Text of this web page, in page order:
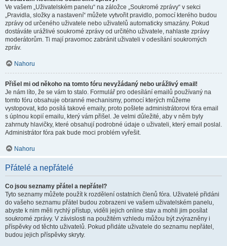
Ve vašem „Uživatelském panelu“ na záložce „Soukromé zprávy“ v sekci
„Pravidla, složky a nastavení“ můžete vytvořit pravidlo, pomocí kterého budou
zprávy od určeného uživatele nebo uživatelů automaticky smazány. Pokud
dostáváte urážlivé soukromé zprávy od určitého uživatele, nahlaste zprávy
moderátorům. Ti mají pravomoc zabránit uživateli v odesílání soukromých
zpráv.
Nahoru
Přišel mi od někoho na tomto fóru nevyžádaný nebo urážlivý email!
Je nám líto, že se vám to stalo. Formulář pro odesílání emailů používaný na
tomto fóru obsahuje obranné mechanismy, pomocí kterých můžeme
vystopovat, kdo posílá takové emaily, proto pošlete administrátorovi fóra email
s úplnou kopií emailu, který vám přišel. Je velmi důležité, aby v něm byly
zahrnuty hlavičky, které obsahují podrobné údaje o uživateli, který email poslal.
Administrátor fóra pak bude moci problém vyřešit.
Nahoru
Přátelé a nepřátelé
Co jsou seznamy přátel a nepřátel?
Tyto seznamy můžete použít k rozdělení ostatních členů fóra. Uživatelé přidáni
do vašeho seznamu přátel budou zobrazeni ve vašem uživatelském panelu,
abyste k nim měli rychlý přístup, viděli jejich online stav a mohli jim posílat
soukromé zprávy. V závislosti na použitém vzhledu můžou být zvýrazněny i
příspěvky od těchto uživatelů. Pokud přidáte uživatele do seznamu nepřátel,
budou jejich příspěvky skryty.